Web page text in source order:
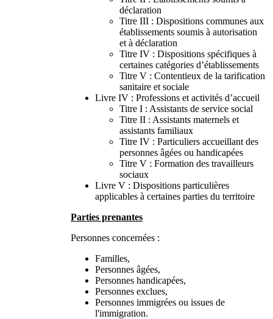
déclaration
Titre III : Dispositions communes aux
établissements soumis à autorisation
et à déclaration
Titre IV : Dispositions spécifiques à
certaines catégories d’établissements
Titre V : Contentieux de la tarification
sanitaire et sociale
Livre IV : Professions et activités d’accueil
Titre I : Assistants de service social
Titre II : Assistants maternels et
assistants familiaux
Titre IV : Particuliers accueillant des
personnes âgées ou handicapées
Titre V : Formation des travailleurs
sociaux
Livre V : Dispositions particulières
applicables à certaines parties du territoire
Parties prenantes
Personnes concernées :
Familles,
Personnes âgées,
Personnes handicapées,
Personnes exclues,
Personnes immigrées ou issues de
l'immigration.